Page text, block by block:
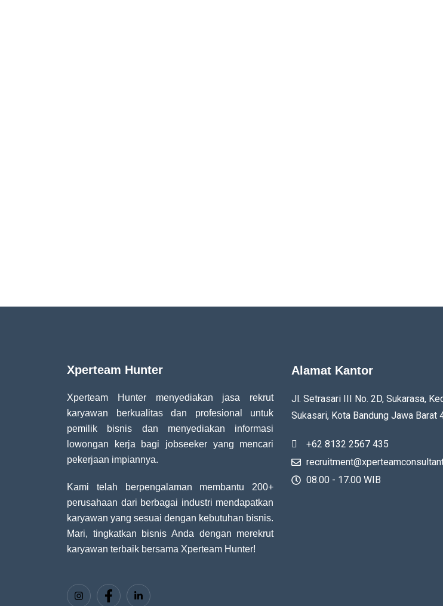
Xperteam Hunter
Xperteam Hunter menyediakan jasa rekrut
karyawan berkualitas dan profesional untuk
pemilik bisnis dan menyediakan informasi
lowongan kerja bagi jobseeker yang mencari
pekerjaan impiannya.
Kami telah berpengalaman membantu 200+
perusahaan dari berbagai industri mendapatkan
karyawan yang sesuai dengan kebutuhan bisnis.
Mari, tingkatkan bisnis Anda dengan merekrut
karyawan terbaik bersama Xperteam Hunter!
Alamat Kantor
Jl. Setrasari III No. 2D, Sukarasa,
Sukasari, Kota BandungJawa Barat
+62 8132 2567 435
08.00 - 17.00 WIB